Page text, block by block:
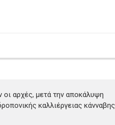
αρχές, μετά την αποκάλυψη
καλλιέργειας κάνναβης